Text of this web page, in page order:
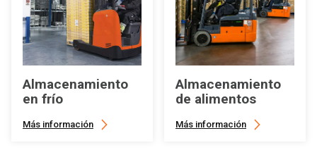
Almacenamiento
en frío
Más información
Almacenamiento
de alimentos
Más información